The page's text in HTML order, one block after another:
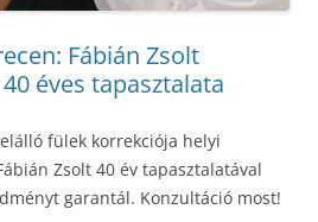
Fábián Zsolt
éves tapasztalata
fülek korrekciója helyi
Zsolt 40 év tapasztalatával
garantál. Konzultáció most!